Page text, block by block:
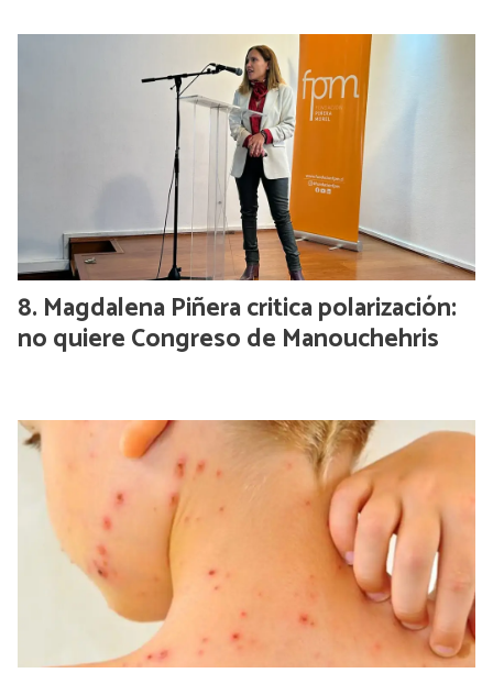
Magdalena Piñera critica polarización:
no quiere Congreso de Manouchehris